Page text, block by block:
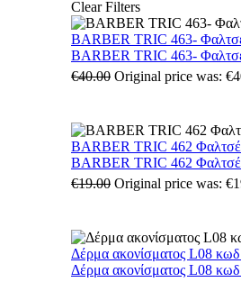
Clear Filters
BARBER TRIC 463-
BARBER TRIC 463-
€40.00 Original price was:
BARBER TRIC 462
BARBER TRIC 462
€19.00 Original price was:
Δέρμα ακονίσματος L08
Δέρμα ακονίσματος L08